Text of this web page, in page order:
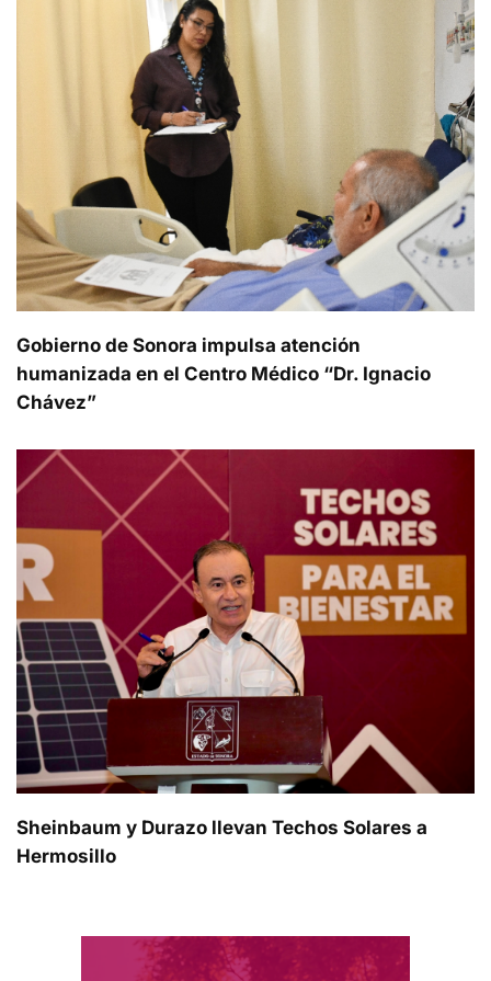
Gobierno de Sonora impulsa atención
humanizada en el Centro Médico “Dr. Ignacio
Chávez”
Sheinbaum y Durazo llevan Techos Solares a
Hermosillo